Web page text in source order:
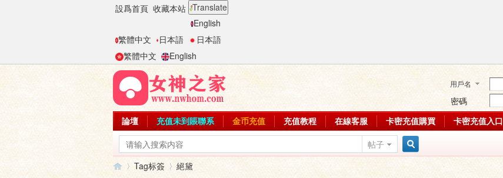
設爲首頁 收藏本站 Translate
English
繁體中文
日本語
日本語
繁體中文
English
用戶名
密碼
論壇 充值未到賬聯系 金币充值 充值教程 在線客服 卡密充值購買 卡密充值入口
帖子
Tag标簽 絕黛